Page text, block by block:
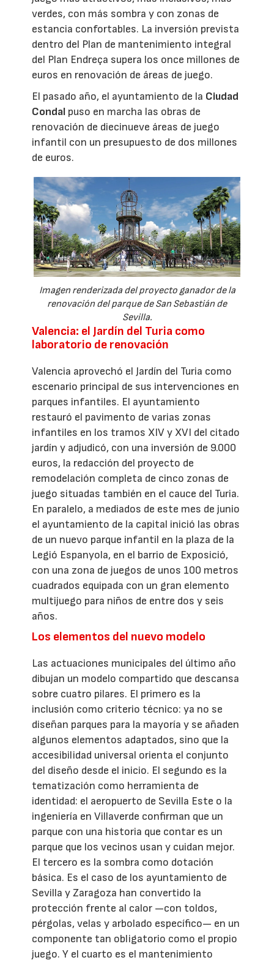
verdes, con más sombra y con zonas de
estancia confortables. La inversión prevista
dentro del Plan de mantenimiento integral
del Plan Endreça supera los once millones de
euros en renovación de áreas de juego.
El pasado año, el ayuntamiento de la Ciudad
Condal puso en marcha las obras de
renovación de diecinueve áreas de juego
infantil con un presupuesto de dos millones
de euros.
Imagen renderizada del proyecto ganador de la
renovación del parque de San Sebastián de
Sevilla.
Valencia: el Jardín del Turia como
laboratorio de renovación
Valencia aprovechó el Jardín del Turia como
escenario principal de sus intervenciones en
parques infantiles. El ayuntamiento
restauró el pavimento de varias zonas
infantiles en los tramos XIV y XVI del citado
jardín y adjudicó, con una inversión de 9.000
euros, la redacción del proyecto de
remodelación completa de cinco zonas de
juego situadas también en el cauce del Turia.
En paralelo, a mediados de este mes de junio
el ayuntamiento de la capital inició las obras
de un nuevo parque infantil en la plaza de la
Legió Espanyola, en el barrio de Exposició,
con una zona de juegos de unos 100 metros
cuadrados equipada con un gran elemento
multijuego para niños de entre dos y seis
años.
Los elementos del nuevo modelo
Las actuaciones municipales del último año
dibujan un modelo compartido que descansa
sobre cuatro pilares. El primero es la
inclusión como criterio técnico: ya no se
diseñan parques para la mayoría y se añaden
algunos elementos adaptados, sino que la
accesibilidad universal orienta el conjunto
del diseño desde el inicio. El segundo es la
tematización como herramienta de
identidad: el aeropuerto de Sevilla Este o la
ingeniería en Villaverde confirman que un
parque con una historia que contar es un
parque que los vecinos usan y cuidan mejor.
El tercero es la sombra como dotación
básica. Es el caso de los ayuntamiento de
Sevilla y Zaragoza han convertido la
protección frente al calor —con toldos,
pérgolas, velas y arbolado específico— en un
componente tan obligatorio como el propio
juego. Y el cuarto es el mantenimiento